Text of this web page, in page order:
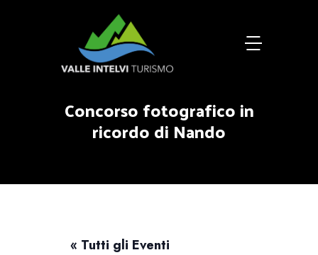
Concorso fotografico in
ricordo di Nando
« Tutti gli Eventi